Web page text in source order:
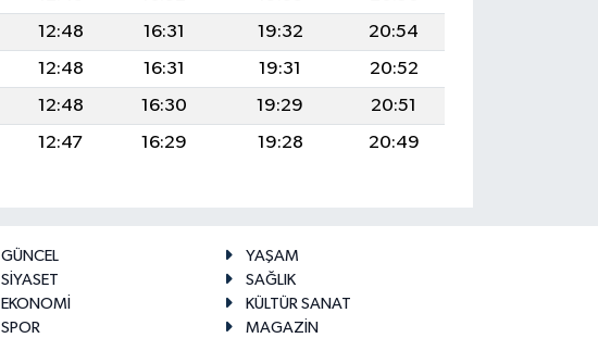
12:48 16:31 19:32
20:54
12:48 16:31 19:31
20:52
12:48 16:30 19:29
20:51
12:47 16:29 19:28 20:49
GÜNCEL
YAŞAM
SİYASET
SAĞLIK
EKONOMİ
KÜLTÜR SANAT
SPOR
MAGAZİN